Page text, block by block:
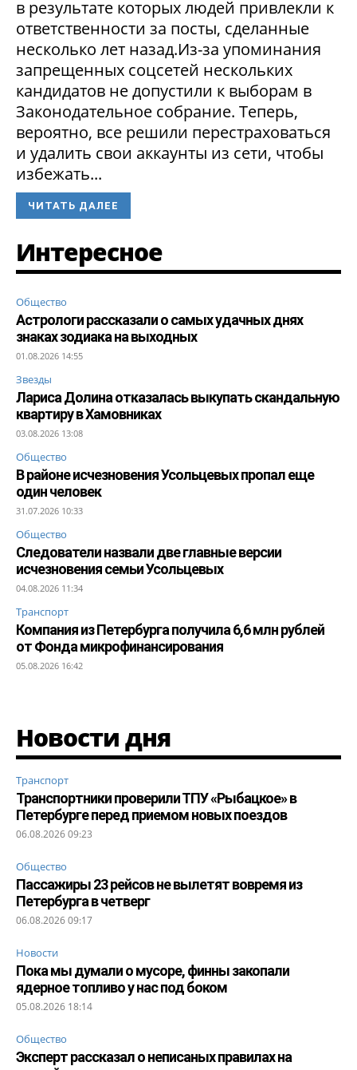
в результате которых людей привлекли к
ответственности за посты, сделанные
несколько лет назад.Из-за упоминания
запрещенных соцсетей нескольких
кандидатов не допустили к выборам в
Законодательное собрание. Теперь,
вероятно, все решили перестраховаться
и удалить свои аккаунты из сети, чтобы
избежать...
ЧИТАТЬ ДАЛЕЕ
Интересное
Общество
Астрологи рассказали о самых удачных днях
знаках зодиака на выходных
01.08.2026 14:55
Звезды
Лариса Долина отказалась выкупать скандальную
квартиру в Хамовниках
03.08.2026 13:08
Общество
В районе исчезновения Усольцевых пропал еще
один человек
31.07.2026 10:33
Общество
Следователи назвали две главные версии
исчезновения семьи Усольцевых
04.08.2026 11:34
Транспорт
Компания из Петербурга получила 6,6 млн рублей
от Фонда микрофинансирования
05.08.2026 16:42
Новости дня
Транспорт
Транспортники проверили ТПУ «Рыбацкое» в
Петербурге перед приемом новых поездов
06.08.2026 09:23
Общество
Пассажиры 23 рейсов не вылетят вовремя из
Петербурга в четверг
06.08.2026 09:17
Новости
Пока мы думали о мусоре, финны закопали
ядерное топливо у нас под боком
05.08.2026 18:14
Общество
Эксперт рассказал о неписаных правилах на